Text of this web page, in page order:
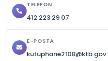
TELEFON
412 223 29 07
E-POSTA